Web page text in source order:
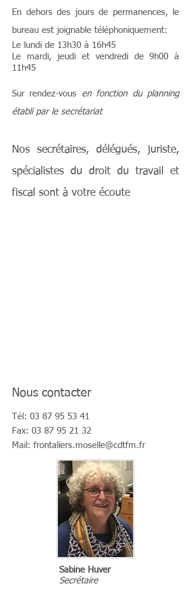
En dehors des jours de permanences, le
bureau est joignable téléphoniquement:
Le lundi de 13h30 à 16h45
Le mardi, jeudi et vendredi de 9h00 à
11h45
Sur rendez-vous en fonction du planning
établi par le secrétariat
Nos secrétaires, délégués, juriste,
spécialistes du droit du travail et
fiscal sont à votre écoute
Nous contacter
Tél: 03 87 95 53 41
Fax: 03 87 95 21 32
Mail: frontaliers.moselle@cdtfm.fr
Sabine Huver
Secrétaire